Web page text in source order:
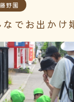
藤野園
でお出かけ